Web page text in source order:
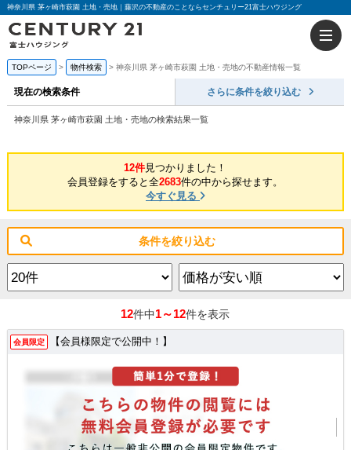
神奈川県 茅ヶ崎市萩園 土地・売地｜藤沢の不動産のことならセンチュリー21富士ハウジング
TOPページ 物件検索 神奈川県 茅ヶ崎市萩園 土地・売地の不動産情報一覧
現在の検索条件 さらに条件を絞り込む
神奈川県 茅ヶ崎市萩園 土地・売地の検索結果一覧
12件見つかりました！
会員登録をすると全2683件の中から探せます。
今すぐ見る
条件を絞り込む
12件中1～12件を表示
会員限定 【会員様限定で公開中！】